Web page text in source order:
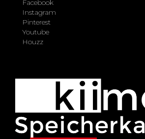
Facebook
Instagram
Pinterest
Youtube
Houzz